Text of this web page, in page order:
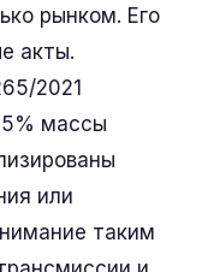
рынком. Его
акты.
2021
массы
или
таким